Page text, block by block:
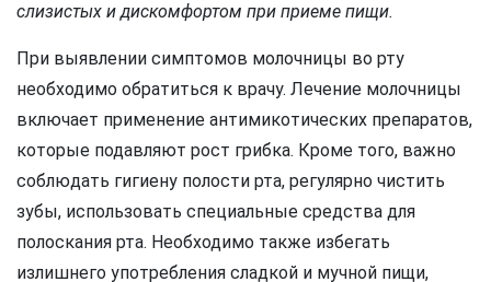
слизистых и дискомфортом при приеме пищи.
При выявлении симптомов молочницы во рту
необходимо обратиться к врачу. Лечение молочницы
включает применение антимикотических препаратов,
которые подавляют рост грибка. Кроме того, важно
соблюдать гигиену полости рта, регулярно чистить
зубы, использовать специальные средства для
полоскания рта. Необходимо также избегать
излишнего употребления сладкой и мучной пищи,